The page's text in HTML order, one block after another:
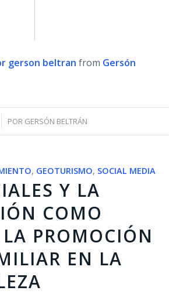
gerson beltran from Gersón
POR GERSÓN BELTRÁN
, GEOTURISMO, SOCIAL MEDIA
Y LA
COMO
PROMOCIÓN
EN LA